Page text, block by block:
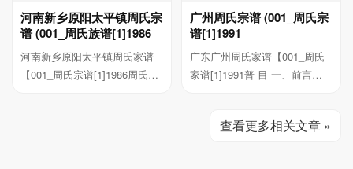
河南新乡原阳太平镇周氏宗
谱 (001_周氏族谱[1]1986
河南新乡原阳太平镇周氏家谱
【001_周氏宗谱[1]1986周氏族
广州周氏宗谱 (001_周氏宗
谱[1]1991
广东广州周氏家谱【001_周氏
家谱[1]1991普 目 一、前言
查看更多相关文章 »